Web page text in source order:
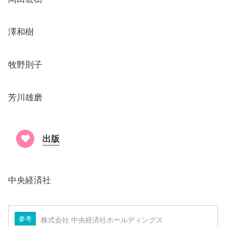
澤和樹
牧野則子
芳川雄磨
出版
中央経済社
参考 株式会社 中央経済社ホールディングス